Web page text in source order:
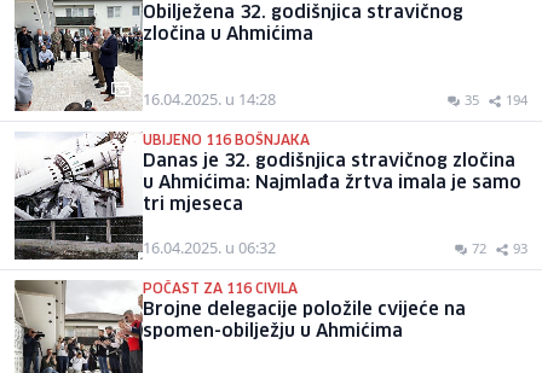
Obilježena 32. godišnjica stravičnog
zločina u Ahmićima
16.04.2025. u 14:28 35 194
UBIJENO 116 BOŠNJAKA
Danas je 32. godišnjica stravičnog zločina
u Ahmićima: Najmlađa žrtva imala je samo
tri mjeseca
16.04.2025. u 06:32 72 93
POČAST ZA 116 CIVILA
Brojne delegacije položile cvijeće na
spomen-obilježju u Ahmićima